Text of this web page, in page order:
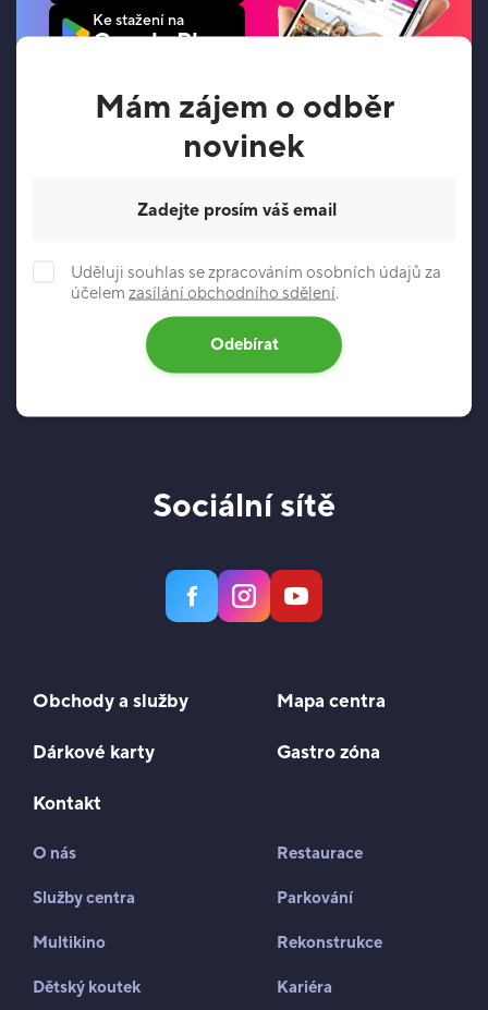
Ke stažení na
Google Play
Mám zájem o odběr
novinek
Uděluji souhlas se zpracováním osobních údajů za
účelem zasílání obchodního sdělení.
Odebírat
Sociální sítě
Obchody a služby Mapa centra
Dárkové karty Gastro zóna
Kontakt
O nás Restaurace
Služby centra Parkování
Multikino Rekonstrukce
Dětský koutek Kariéra